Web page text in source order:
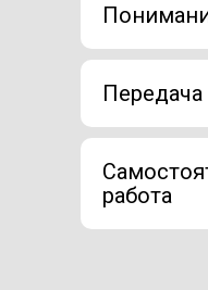
работа